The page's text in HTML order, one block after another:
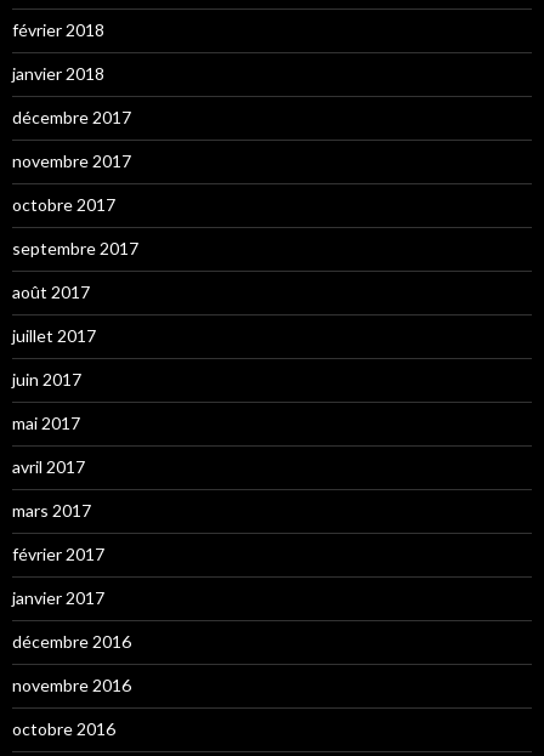
février 2018
janvier 2018
décembre 2017
novembre 2017
octobre 2017
septembre 2017
août 2017
juillet 2017
juin 2017
mai 2017
avril 2017
mars 2017
février 2017
janvier 2017
décembre 2016
novembre 2016
octobre 2016